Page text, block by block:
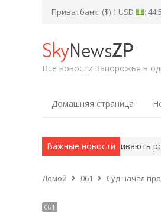
Приватбанк: ($) 1 USD :
SkyNewsZP
Все новости Запорожья в
Домашняя страница
Важные новости
переїзд: де тривають роботи
Домой 061 Суд начал
061